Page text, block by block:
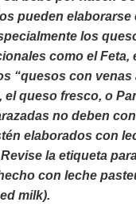
pueden elaborarse
los
como el Feta,
“quesos con venas
queso fresco, o
no deben
elaborados con
la etiqueta
con leche
milk).